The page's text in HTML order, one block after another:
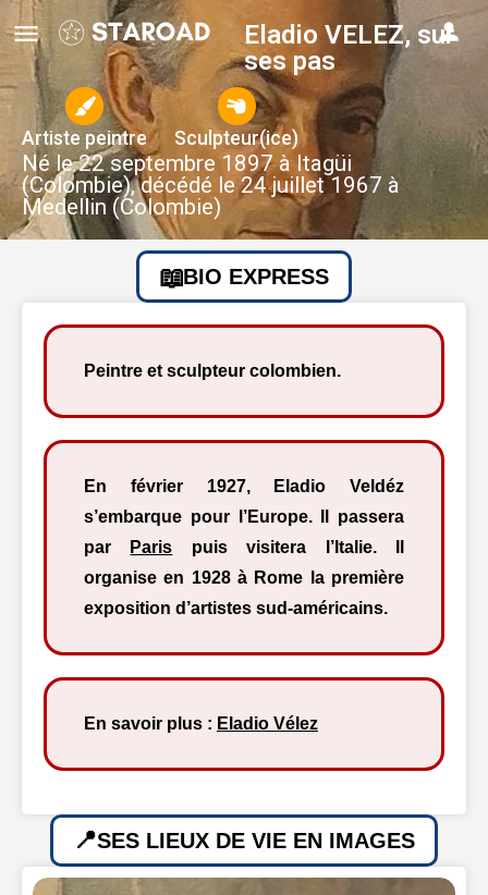
Eladio VELEZ, sur
ses pas
Artiste peintre Sculpteur(ice)
Né le 22 septembre 1897 à Itagüi
(Colombie), décédé le 24 juillet 1967 à
Medellin (Colombie)
BIO EXPRESS
Peintre et sculpteur colombien.
En février 1927, Eladio Veldéz
s’embarque pour l’Europe. Il passera
par
Paris puis visitera l’Italie. Il
organise en 1928 à Rome la première
exposition d’artistes sud-américains.
En savoir plus : Eladio Vélez
SES LIEUX DE VIE EN IMAGES